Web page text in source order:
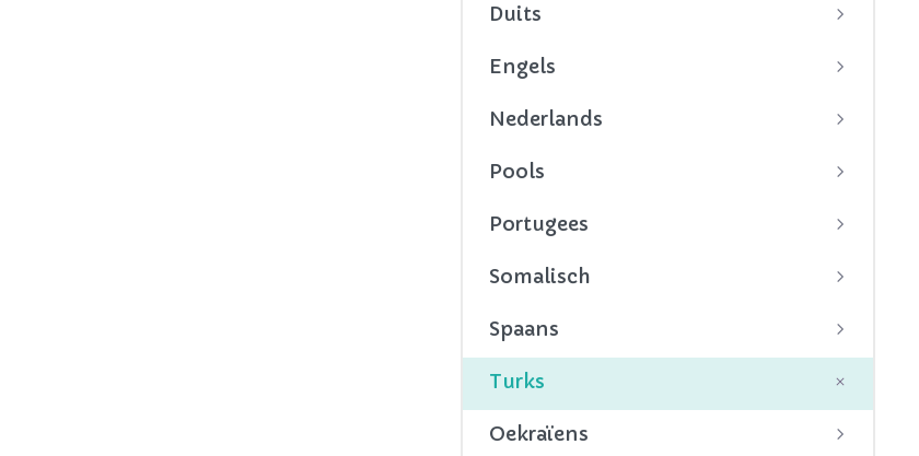
Duits
Engels
Nederlands
Pools
Portugees
Somalisch
Spaans
Turks
Oekraïens